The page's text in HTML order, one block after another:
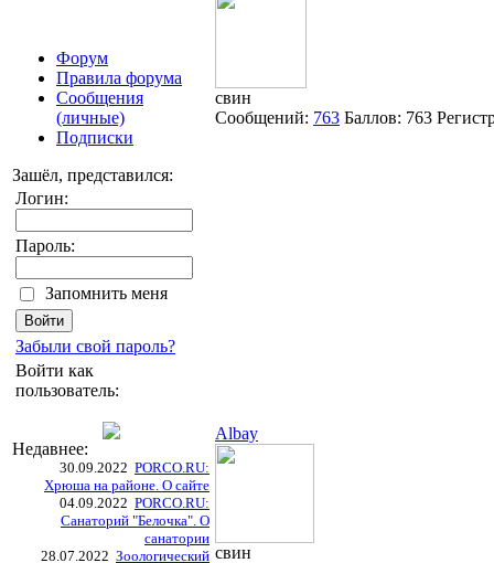
Форум
Правила форума
Сообщения
(личные)
Подписки
Зашёл, представился:
Логин:
Пароль:
Запомнить меня
Забыли свой пароль?
Войти как
пользователь:
Недавнее:
30.09.2022 PORCO.RU:
Хрюша на районе. О сайте
04.09.2022 PORCO.RU:
Санаторий "Белочка". О
санатории
28.07.2022 Зоологический
свин
Сообщений: 763 Баллов: 763
Albay
свин